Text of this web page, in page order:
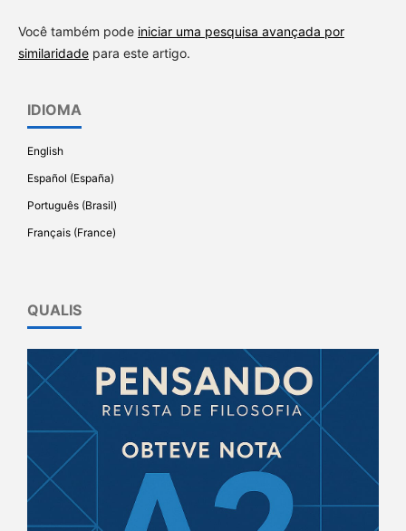
Você também pode iniciar uma pesquisa avançada por
similaridadepara este artigo.
IDIOMA
English
Español (España)
Português (Brasil)
Français (France)
QUALIS